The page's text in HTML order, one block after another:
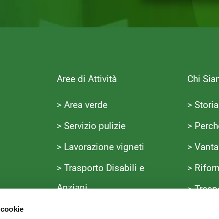
*
Aree di Attività
> Area verde
> Servizio pulizie
> Lavorazione vigneti
> Trasporto Disabili e
Anziani
Chi
> Storia
>
>
>
>